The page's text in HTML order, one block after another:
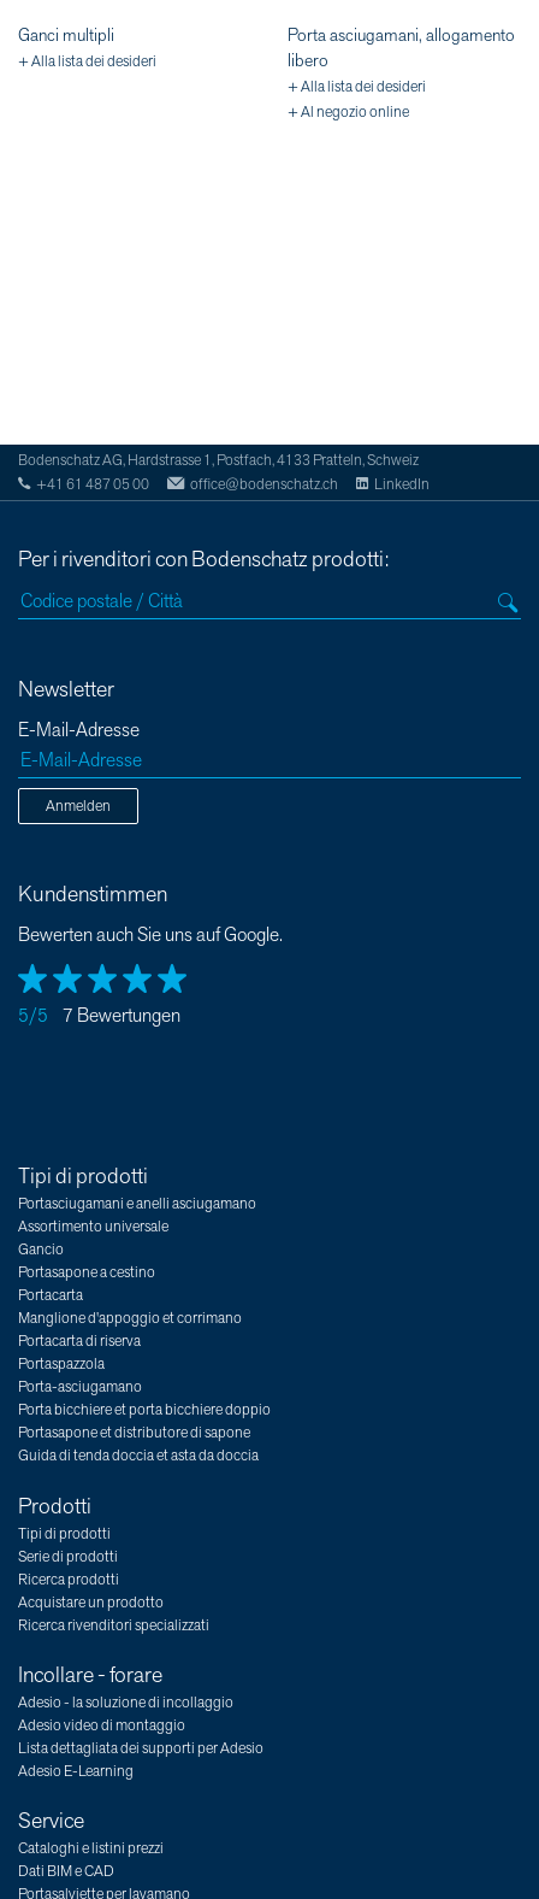
Ganci multipli
+ Alla lista dei desideri
Porta asciugamani, allogamento
libero
+ Alla lista dei desideri
+ Al negozio online
Bodenschatz AG, Hardstrasse 1, Postfach, 4133 Pratteln, Schweiz
+41 61 487 05 00
office@bodenschatz.ch LinkedIn
Per i rivenditori con Bodenschatz prodotti:
Newsletter
E-Mail-Adresse
Anmelden
Kundenstimmen
Bewerten auch Sie uns auf Google.
5/5 7 Bewertungen
Tipi di prodotti
Portasciugamani e anelli asciugamano
Assortimento universale
Gancio
Portasapone a cestino
Portacarta
Manglione d'appoggio et corrimano
Portacarta di riserva
Portaspazzola
Porta-asciugamano
Porta bicchiere et porta bicchiere doppio
Portasapone et distributore di sapone
Guida di tenda doccia et asta da doccia
Prodotti
Tipi di prodotti
Serie di prodotti
Ricerca prodotti
Acquistare un prodotto
Ricerca rivenditori specializzati
Incollare - forare
Adesio - la soluzione di incollaggio
Adesio video di montaggio
Lista dettagliata dei supporti per Adesio
Adesio E-Learning
Service
Cataloghi e listini prezzi
Dati BIM e CAD
Portasalviette per lavamano